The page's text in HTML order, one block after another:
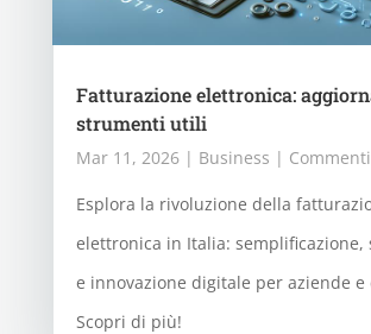
Fatturazione elettronica:
strumenti utili
Mar 11, 2026| Business |
Esplora la rivoluzione della
elettronica in Italia: semplificazione,
e innovazione digitale per aziende
Scopri di più!